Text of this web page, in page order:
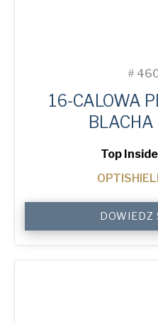
#
16-CALOWA
BLACHA
Top
Pizza
Tray
quantity
DOWIEDZ